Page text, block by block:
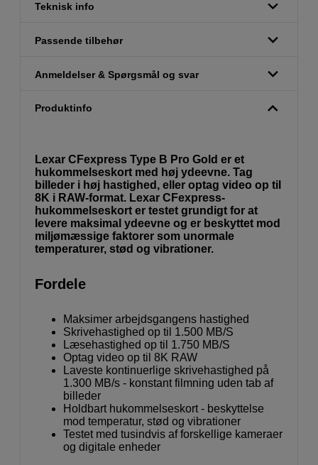
Teknisk info
Passende tilbehør
Anmeldelser & Spørgsmål og svar
Produktinfo
Lexar CFexpress Type B Pro Gold er et
hukommelseskort med høj ydeevne. Tag
billeder i høj hastighed, eller optag video op til
8K i RAW-format. Lexar CFexpress-
hukommelseskort er testet grundigt for at
levere maksimal ydeevne og er beskyttet mod
miljømæssige faktorer som unormale
temperaturer, stød og vibrationer.
Fordele
Maksimer arbejdsgangens hastighed
Skrivehastighed op til 1.500 MB/S
Læsehastighed op til 1.750 MB/S
Optag video op til 8K RAW
Laveste kontinuerlige skrivehastighed på
1.300 MB/s - konstant filmning uden tab af
billeder
Holdbart hukommelseskort - beskyttelse
mod temperatur, stød og vibrationer
Testet med tusindvis af forskellige kameraer
og digitale enheder